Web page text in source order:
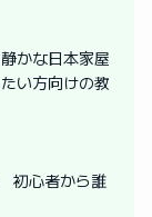
かな日本家屋
い方向けの教
初心者から誰